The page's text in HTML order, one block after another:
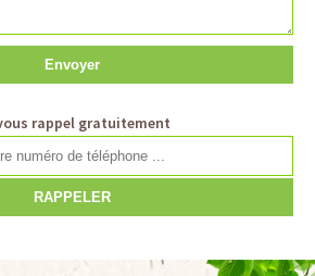
rappel gratuitement